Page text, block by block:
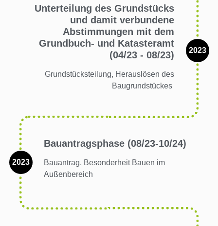
2023
Unterteilung des Grundstücks
und damit verbundene
Abstimmungen mit dem
Grundbuch- und Katasteramt
(04/23 - 08/23)
Grundstücksteilung, Herauslösen des
Baugrundstückes
2023
Bauantragsphase (08/23-10/24)
Bauantrag, Besonderheit Bauen im
Außenbereich